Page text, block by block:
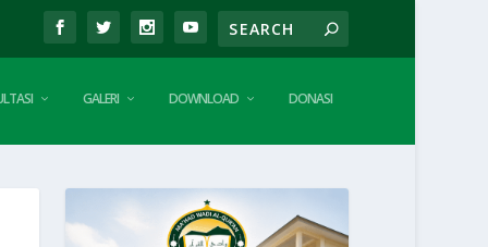
GALERI DOWNLOAD DONASI